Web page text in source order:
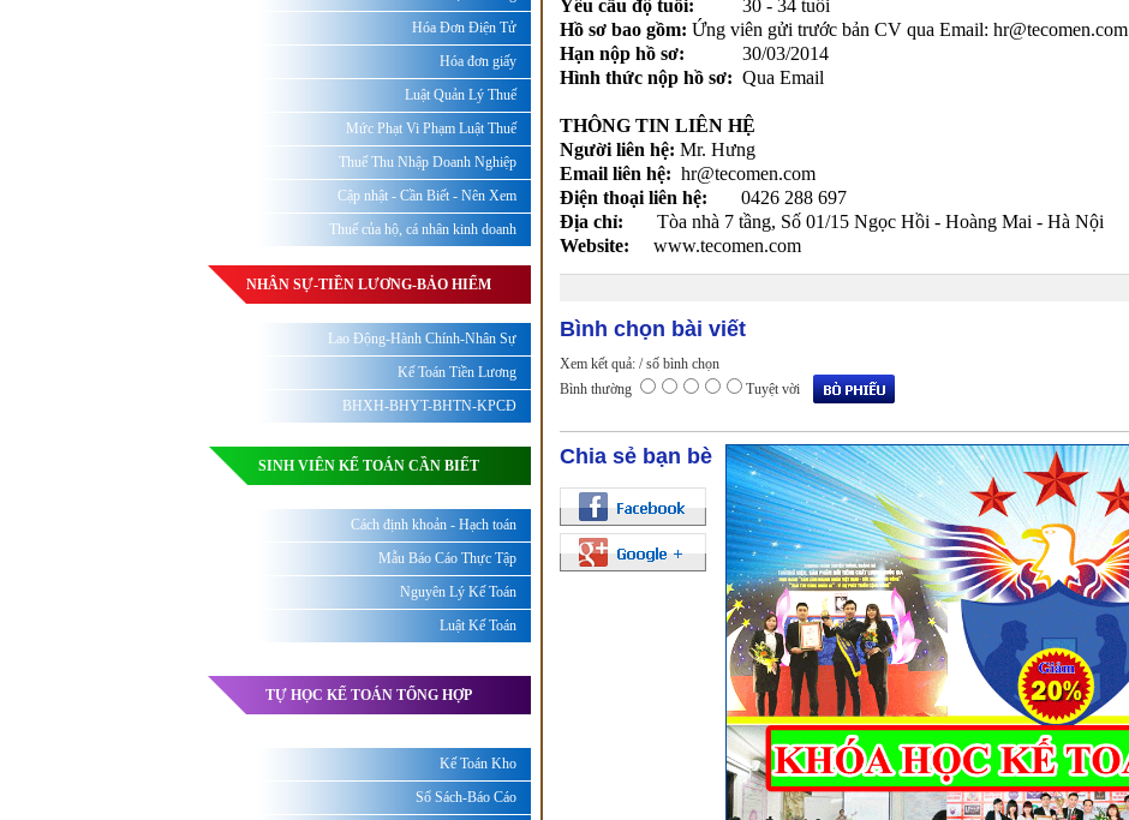
Yêu cầu độ tuổi:
30 - 34 tuổi
Hồ sơ bao gồm: Ứng viên gửi trước bản CV qua Email: hr@tecomen.com
Hạn nộp hồ sơ:
30/03/2014
Hình thức nộp hồ sơ: Qua Email
THÔNG TIN LIÊN HỆ
Người liên hệ: Mr. Hưng
Email liên hệ: hr@tecomen.com
Điện thoại liên hệ:
0426 288 697
Địa chỉ:
Tòa nhà 7 tầng, Số 01/15 Ngọc Hồi - Hoàng Mai - Hà Nội
Website:
www.tecomen.com
Bình chọn bài viết
Xem kết quả: / số bình chọn
Bình thường
Tuyệt vời
Chia sẻ bạn bè
Hóa Đơn Điện Tử
Hóa đơn giấy
Luật Quản Lý Thuế
Mức Phạt Vi Phạm Luật Thuế
Thuế Thu Nhập Doanh Nghiệp
Cập nhật - Cần Biết - Nên Xem
Thuế của hộ, cá nhân kinh doanh
NHÂN SỰ-TIỀN LƯƠNG-BẢO HIỂM
Lao Động-Hành Chính-Nhân Sự
Kế Toán Tiền Lương
BHXH-BHYT-BHTN-KPCĐ
SINH VIÊN KẾ TOÁN CẦN BIẾT
Cách định khoản - Hạch toán
Mẫu Báo Cáo Thực Tập
Nguyên Lý Kế Toán
Luật Kế Toán
TỰ HỌC KẾ TOÁN TỔNG HỢP
Kế Toán Kho
Sổ Sách-Báo Cáo